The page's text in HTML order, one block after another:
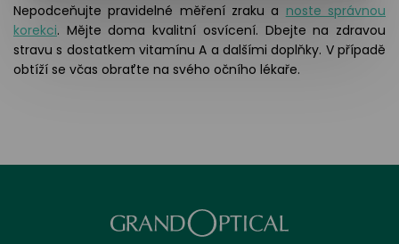
Nepodceňujte pravidelné měření zraku a noste správnou
korekci. Mějte doma kvalitní osvícení. Dbejte na zdravou
stravu s dostatkem vitamínu A a dalšími doplňky. V případě
obtíží se včas obraťte na svého očního lékaře.